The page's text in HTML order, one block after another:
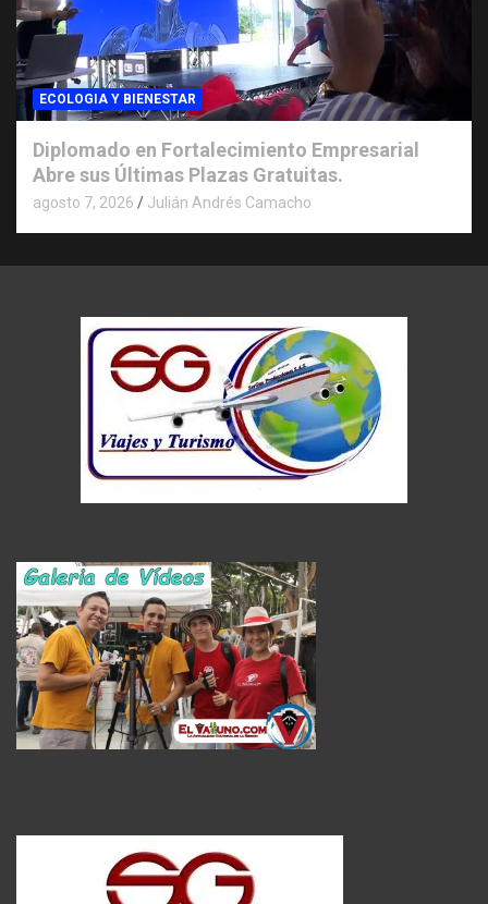
ECOLOGIA Y BIENESTAR
Diplomado en Fortalecimiento Empresarial
Abre sus Últimas Plazas Gratuitas.
agosto 7, 2026 Julián Andrés Camacho